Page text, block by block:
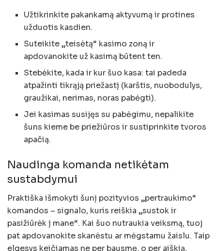
Užtikrinkite pakankamą aktyvumą ir protines
užduotis kasdien.
Suteikite „teisėtą“ kasimo zoną ir
apdovanokite už kasimą būtent ten.
Stebėkite, kada ir kur šuo kasa: tai padeda
atpažinti tikrąją priežastį (karštis, nuobodulys,
graužikai, nerimas, noras pabėgti).
Jei kasimas susijęs su pabėgimu, nepalikite
šuns kieme be priežiūros ir sustiprinkite tvoros
apačią.
Naudinga komanda netikėtam
sustabdymui
Praktiška išmokyti šunį pozityvios „pertraukimo“
komandos – signalo, kuris reiškia „sustok ir
pasižiūrėk į mane“. Kai šuo nutraukia veiksmą, tuoj
pat apdovanokite skanėstu ar mėgstamu žaislu. Taip
elgesys keičiamas ne per bausmę, o per aiškią,